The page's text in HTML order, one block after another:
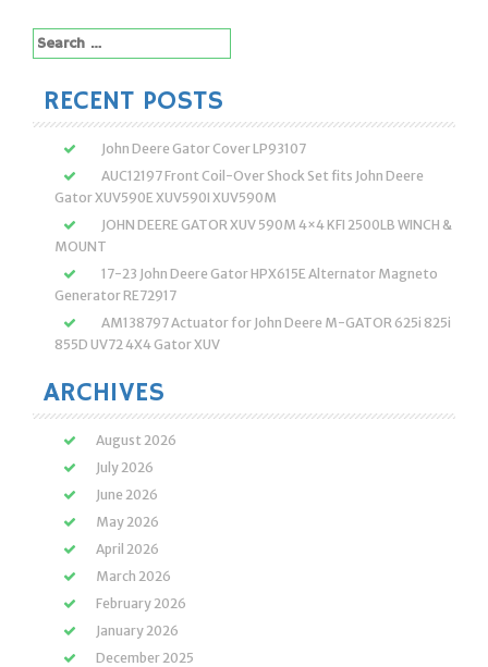
Search
for:
RECENT POSTS
John Deere Gator Cover LP93107
AUC12197 Front Coil-Over Shock Set fits John Deere
Gator XUV590E XUV590I XUV590M
JOHN DEERE GATOR XUV 590M 4×4 KFI 2500LB WINCH &
MOUNT
17-23 John Deere Gator HPX615E Alternator Magneto
Generator RE72917
AM138797 Actuator for John Deere M-GATOR 625i 825i
855D UV72 4X4 Gator XUV
ARCHIVES
August 2026
July 2026
June 2026
May 2026
April 2026
March 2026
February 2026
January 2026
December 2025